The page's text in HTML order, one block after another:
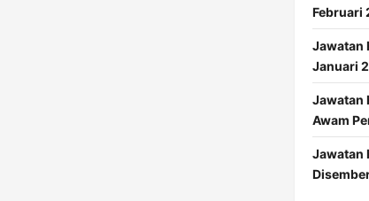
Februari
Jawatan
Januari
Jawatan
Awam
Jawatan